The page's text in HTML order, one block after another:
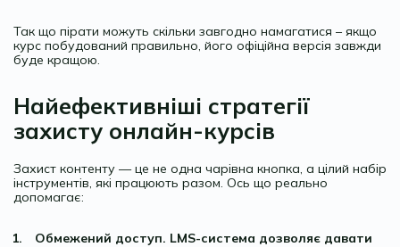
Так що пірати можуть скільки завгодно намагатися – якщо
курс побудований правильно, його офіційна версія завжди
буде кращою.
Найефективніші стратегії
захисту онлайн-курсів
Захист контенту — це не одна чарівна кнопка, а цілий набір
інструментів, які працюють разом. Ось що реально
допомагає:
Обмежений доступ. LMS-система дозволяє давати